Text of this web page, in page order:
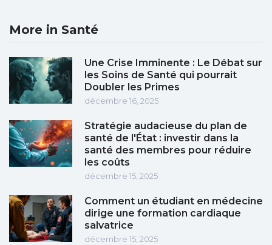
More in Santé
Une Crise Imminente : Le Débat sur
les Soins de Santé qui pourrait
Doubler les Primes
décembre 16, 2025
Stratégie audacieuse du plan de
santé de l'État : investir dans la
santé des membres pour réduire
les coûts
décembre 15, 2025
Comment un étudiant en médecine
dirige une formation cardiaque
salvatrice
décembre 15, 2025